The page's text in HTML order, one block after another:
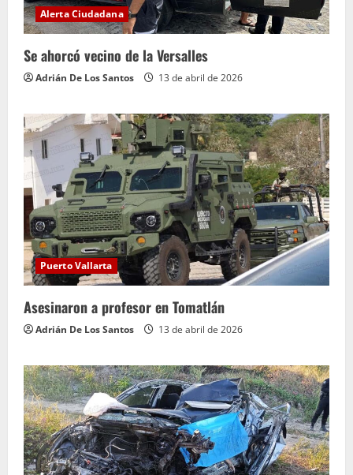
Alerta Ciudadana
Se ahorcó vecino de la Versalles
Adrián De Los Santos 13 de abril de 2026
Puerto Vallarta
Asesinaron a profesor en Tomatlán
Adrián De Los Santos 13 de abril de 2026